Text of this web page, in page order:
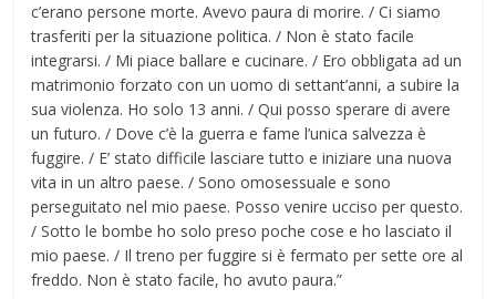
c’erano persone morte. Avevo paura di morire. / Ci siamo
trasferiti per la situazione politica. / Non è stato facile
integrarsi. / Mi piace ballare e cucinare. / Ero obbligata ad un
matrimonio forzato con un uomo di settant’anni, a subire la
sua violenza. Ho solo 13 anni. / Qui posso sperare di avere
un futuro. / Dove c’è la guerra e fame l’unica salvezza è
fuggire. / E’ stato difficile lasciare tutto e iniziare una nuova
vita in un altro paese. / Sono omosessuale e sono
perseguitato nel mio paese. Posso venire ucciso per questo.
/ Sotto le bombe ho solo preso poche cose e ho lasciato il
mio paese. / Il treno per fuggire si è fermato per sette ore al
freddo. Non è stato facile, ho avuto paura.”